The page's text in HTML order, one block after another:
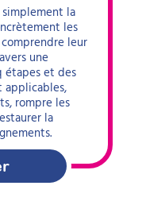
la
les
comprendre leur
une
étapes et des
rompre les
la